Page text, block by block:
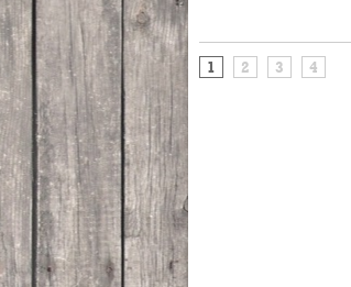
1 2 3 4